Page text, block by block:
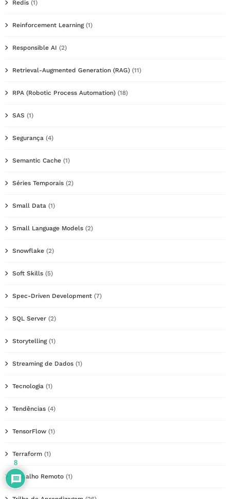
Redis (1)
Reinforcement Learning(1)
Responsible AI (2)
Retrieval-Augmented Generation (RAG) (11)
RPA (Robotic Process Automation) (18)
SAS (1)
Segurança (4)
Semantic Cache (1)
Séries Temporais (2)
Small Data (1)
Small Language Models (2)
Snowflake (2)
Soft Skills (5)
Spec-Driven Development (7)
SQL Server (2)
Storytelling(1)
Streaming de Dados (1)
Tecnologia (1)
Tendências (4)
TensorFlow (1)
Terraform (1)
Trabalho Remoto (1)
8